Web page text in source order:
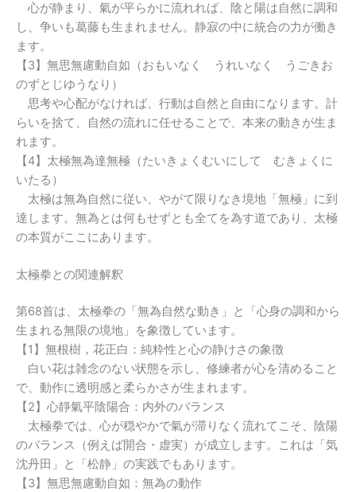
心が静まり、氣が平らかに流れれば、陰と陽は自然に調和
し、争いも葛藤も生まれません。静寂の中に統合の力が働き
ます。
【3】無思無慮動自如（おもいなく うれいなく うごきお
のずとじゆうなり）
思考や心配がなければ、行動は自然と自由になります。計
らいを捨て、自然の流れに任せることで、本来の動きが生ま
れます。
【4】太極無為達無極（たいきょくむいにして むきょくに
いたる）
太極は無為自然に従い、やがて限りなき境地「無極」に到
達します。無為とは何もせずとも全てを為す道であり、太極
の本質がここにあります。
太極拳との関連解釈
第68首は、太極拳の「無為自然な動き」と「心身の調和から
生まれる無限の境地」を象徴しています。
【1】無根樹，花正白：純粋性と心の静けさの象徴
白い花は雑念のない状態を示し、修練者が心を清めること
で、動作に透明感と柔らかさが生まれます。
【2】心靜氣平陰陽合：内外のバランス
太極拳では、心が穏やかで氣が滞りなく流れてこそ、陰陽
のバランス（例えば開合・虚実）が成立します。これは「気
沈丹田」と「松静」の実践でもあります。
【3】無思無慮動自如：無為の動作